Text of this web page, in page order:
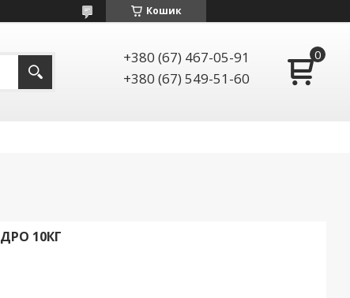
Кошик
+380 (67) 467-05-91
+380 (67) 549-51-60
10КГ